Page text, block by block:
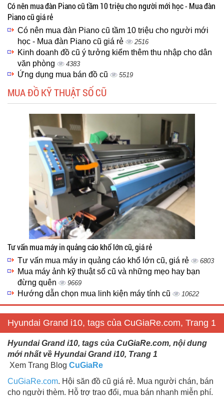
Có nên mua đàn Piano cũ tầm 10 triệu cho người mới học - Mua đàn
Piano cũ giá rẻ
Có nên mua đàn Piano cũ tầm 10 triệu cho người mới
học - Mua đàn Piano cũ giá rẻ
2516
Kinh doanh đồ cũ ý tưởng kiểm thêm thu nhập cho dân
văn phòng
4383
Ứng dụng mua bán đồ cũ 5519
MUA ĐỒ KỸ THUẬT SỐ CŨ
Tư vấn mua máy in quảng cáo khổ lớn cũ, giá rẻ
Tư vấn mua máy in quảng cáo khổ lớn cũ, giá rẻ 6803
Mua máy ảnh kỹ thuật số cũ và những mẹo hay bạn
đừng quên
9669
Hướng dẫn chọn mua linh kiện máy tính cũ 10622
Hyundai Grand i10, tags của CuGiaRe.com, Trang 1
Hyundai Grand i10, tags của CuGiaRe.com, nội dung
mới nhất về Hyundai Grand i10, Trang 1
Xem Trang Blog CuGiaRe
CuGiaRe.com. Hội săn đồ cũ giá rẻ. Mua người chán, bán
cho người thèm. Hỗ trợ trao đổi, mua bán nhanh miễn phí.